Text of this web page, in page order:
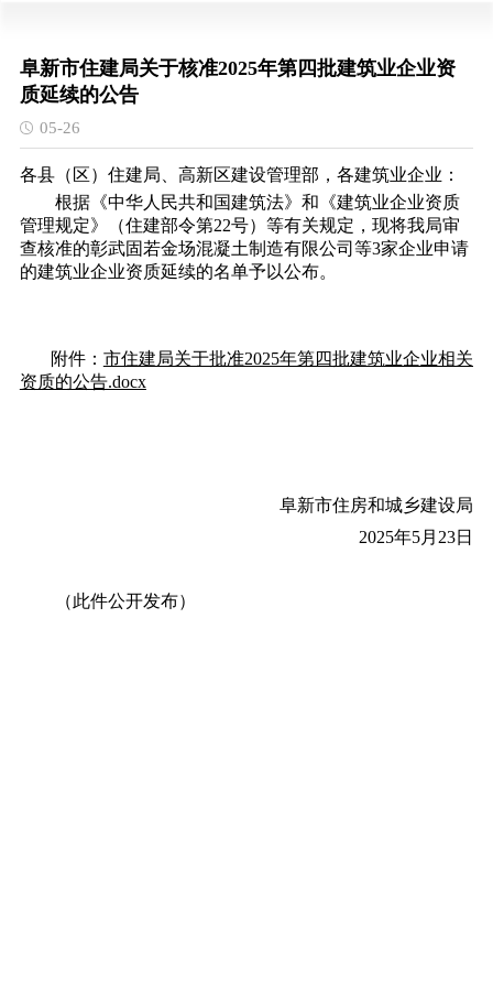
阜新市住建局关于核准2025年第四批建筑业企业资
质延续的公告
05-26
各县（区）住建局、高新区建设管理部，各建筑业企业：
根据《中华人民共和国建筑法》和《建筑业企业资质
管理规定》（住建部令第22号）等有关规定，现将我局审
查核准的彰武固若金场混凝土制造有限公司等3家企业申请
的建筑业企业资质延续的名单予以公布。
附件： 市住建局关于批准2025年第四批建筑业企业相关
资质的公告.docx
阜新市住房和城乡建设局
2025年5月23日
（此件公开发布）